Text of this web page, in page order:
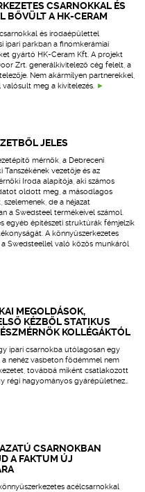
CSARNOKKAL ÉS
BŐVÜLT A HK-CERAM
és irodaépülettel
ipari parkban a finomkerámiai
gyártó HK-Ceram Kft. A projekt
Zrt. generálkivitelező cég felelt, a
Nem akármilyen partnerekkel,
meg a kivitelezés.
JELES
mérnök, a Debreceni
vezetője és az
Iroda alapítója, aki számos
oldott meg, a másodlagos
de a héjazat
a Swedsteel termékeivel számol.
egyéb építészeti struktúrák fémjelzik
A könnyűszerkezetes
Swedsteellel való közös munkáról
MEGOLDÁSOK,
KÉZBŐL STATIKUS
KOLLÉGÁKTÓL
ipari csarnokba utólagosan egy
nehéz vasbeton födémmel nem
továbbá miként csatlakozott
régi hagyományos gyárépülethez…
CSARNOKBAN
A FAKTUM ÚJ
acélcsarnokkal